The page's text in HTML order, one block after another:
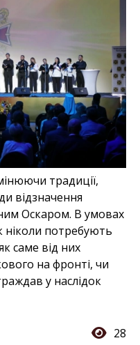
традиції,
відзначення
Оскаром. В умовах
ніколи потребують
саме від них
на фронті, чи
у наслідок
28